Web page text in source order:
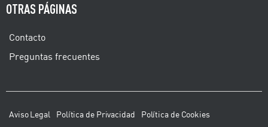
OTRAS PÁGINAS
Contacto
Preguntas frecuentes
Aviso Legal Política de Privacidad
Política de Cookies